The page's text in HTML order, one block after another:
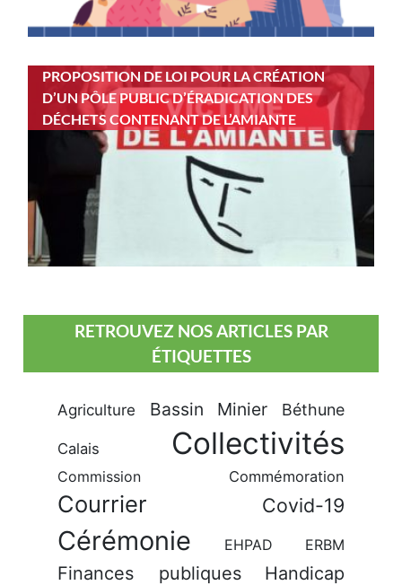
PROPOSITION DE LOI POUR LA CRÉATION
D’UN PÔLE PUBLIC D’ÉRADICATION DES
DÉCHETS CONTENANT DE L’AMIANTE
RETROUVEZ NOS ARTICLES PAR
ÉTIQUETTES
Agriculture Bassin Minier Béthune
Calais Collectivités
Commission Commémoration
Courrier Covid-19
Cérémonie EHPAD ERBM
Finances publiques Handicap